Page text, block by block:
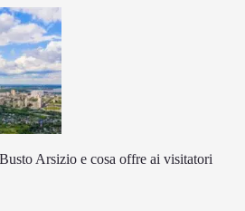
Arsizio e cosa offre ai visitatori